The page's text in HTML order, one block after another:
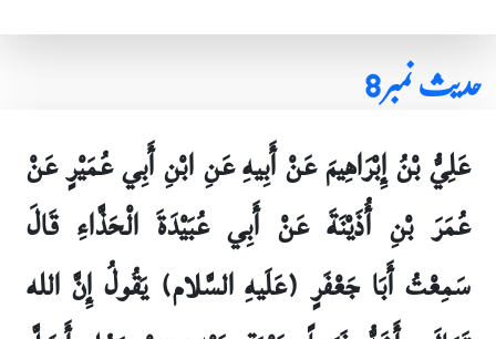
حدیث نمبر 8
عَلِيُّ بْنُ إِبْرَاهِيمَ عَنْ أَبِيهِ عَنِ ابْنِ أَبِي عُمَيْرٍ عَنْ
عُمَرَ بْنِ أُذَيْنَةَ عَنْ أَبِي عُبَيْدَةَ الْحَذَّاءِ قَالَ
سَمِعْتُ أَبَا جَعْفَرٍ (عَلَيهِ السَّلام) يَقُولُ إِنَّ الله